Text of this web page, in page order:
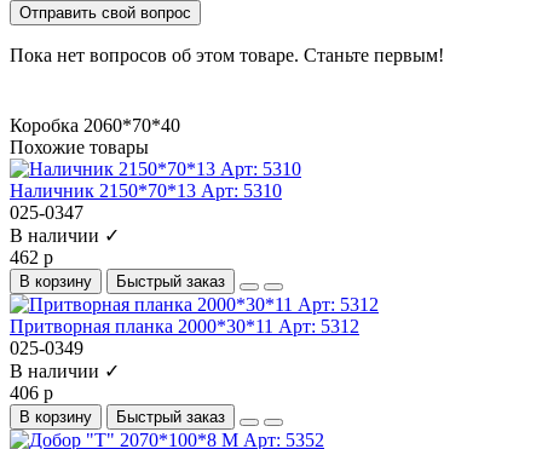
Отправить свой вопрос
Пока нет вопросов об этом товаре. Станьте первым!
Коробка 2060*70*40
Похожие товары
Наличник 2150*70*13 Арт: 5310
025-0347
В наличии ✓
462 р
В корзину Быстрый заказ
Притворная планка 2000*30*11 Арт: 5312
025-0349
В наличии ✓
406 р
В корзину Быстрый заказ